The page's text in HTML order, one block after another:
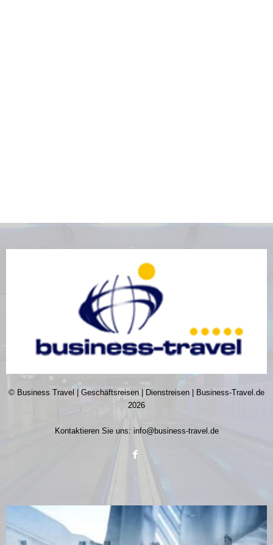
© Business Travel | Geschäftsreisen | Dienstreisen | Business-Travel.de
2026
Kontaktieren Sie uns: info@business-travel.de